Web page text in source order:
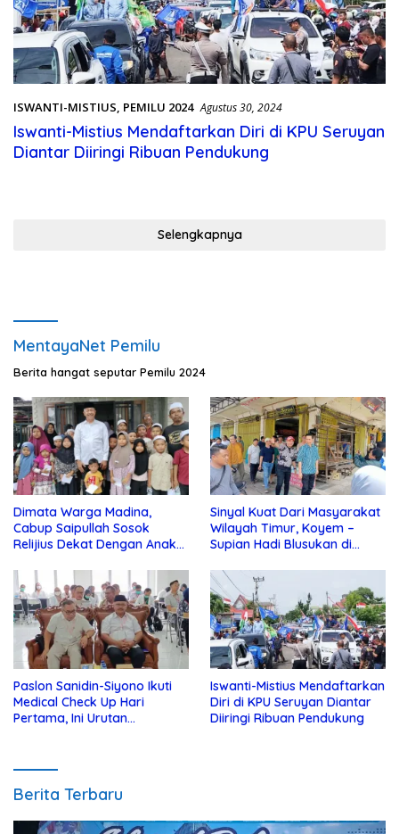
ISWANTI-MISTIUS, PEMILU 2024 Agustus 30, 2024
Iswanti-Mistius Mendaftarkan Diri di KPU Seruyan
Diantar Diiringi Ribuan Pendukung
Selengkapnya
MentayaNet Pemilu
Berita hangat seputar Pemilu 2024
Dimata Warga Madina,
Cabup Saipullah Sosok
Relijius Dekat Dengan Anak
Sinyal Kuat Dari Masyarakat
Wilayah Timur, Koyem –
Supian Hadi Blusukan di
Paslon Sanidin-Siyono Ikuti
Medical Check Up Hari
Pertama, Ini Urutan
Iswanti-Mistius Mendaftarkan
Diri di KPU Seruyan Diantar
Diiringi Ribuan Pendukung
Berita Terbaru